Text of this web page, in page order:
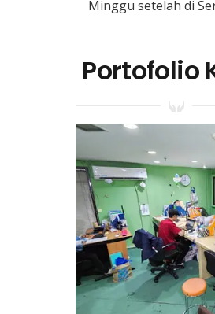
Minggu setelah di
Portofolio